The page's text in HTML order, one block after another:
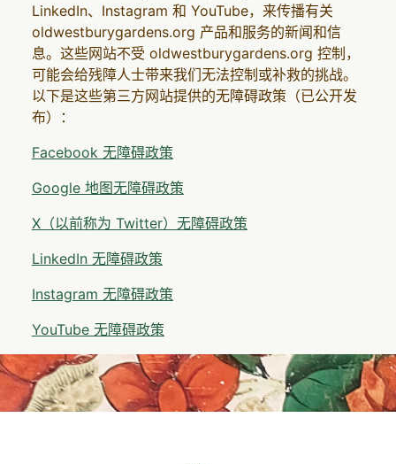
LinkedIn、Instagram 和 YouTube，来传播有关
oldwestburygardens.org 产品和服务的新闻和信
息。这些网站不受 oldwestburygardens.org 控制，
可能会给残障人士带来我们无法控制或补救的挑战。
以下是这些第三方网站提供的无障碍政策（已公开发
布）：
Facebook 无障碍政策
Google 地图无障碍政策
X（以前称为 Twitter）无障碍政策
LinkedIn 无障碍政策
Instagram 无障碍政策
YouTube 无障碍政策